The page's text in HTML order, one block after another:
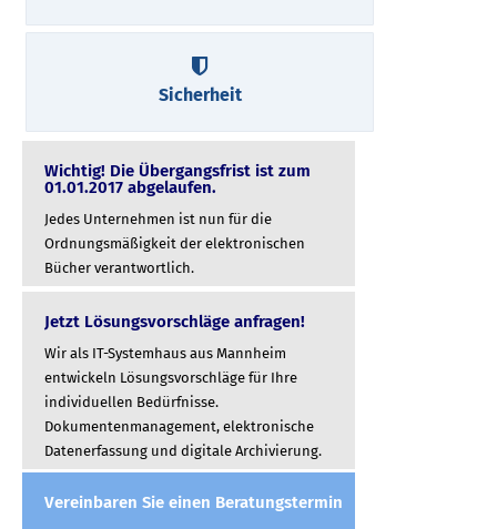
Sicherheit
Wichtig! Die Übergangsfrist ist zum
01.01.2017 abgelaufen.
Jedes Unternehmen ist nun für die
Ordnungsmäßigkeit der elektronischen
Bücher verantwortlich.
Jetzt Lösungsvorschläge anfragen!
Wir als IT-Systemhaus aus Mannheim
entwickeln Lösungsvorschläge für Ihre
individuellen Bedürfnisse.
Dokumentenmanagement, elektronische
Datenerfassung und digitale Archivierung.
Vereinbaren Sie einen Beratungstermin